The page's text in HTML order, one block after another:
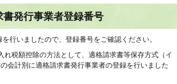
発行事業者登録番号
行いましたので、登録番号をご確認ください。
税額控除の方法として、適格請求書等保存方式（イ
会計別に適格請求書発行事業者の登録を行いました